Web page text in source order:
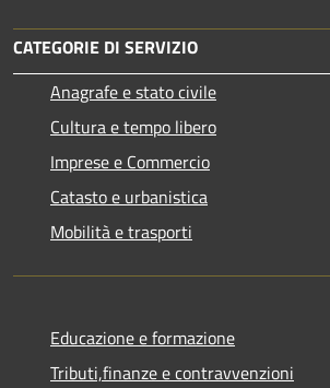
CATEGORIE DI SERVIZIO
Anagrafe e stato civile
Cultura e tempo libero
Imprese e Commercio
Catasto e urbanistica
Mobilità e trasporti
Educazione e formazione
Tributi,finanze e contravvenzioni